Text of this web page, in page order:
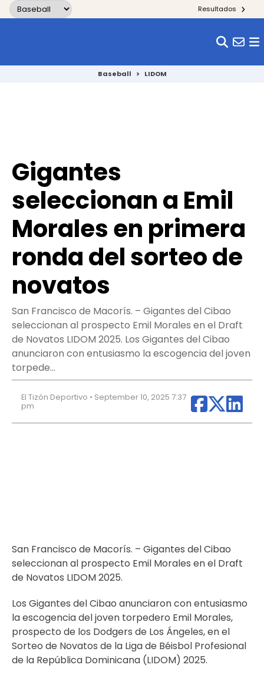
Skip to content Resultados
Baseball > LIDOM
Gigantes
seleccionan a Emil
Morales en primera
ronda del sorteo de
novatos
San Francisco de Macorís. – Gigantes del Cibao
seleccionan al prospecto Emil Morales en el Draft
de Novatos LIDOM 2025. Los Gigantes del Cibao
anunciaron con entusiasmo la escogencia del joven
torpede…
El Tizón Deportivo • September 10, 2025 7:37
pm
San Francisco de Macorís. – Gigantes del Cibao
seleccionan al prospecto Emil Morales en el Draft
de Novatos LIDOM 2025.
Los Gigantes del Cibao anunciaron con entusiasmo
la escogencia del joven torpedero Emil Morales,
prospecto de los Dodgers de Los Ángeles, en el
Sorteo de Novatos de la Liga de Béisbol Profesional
de la República Dominicana (LIDOM) 2025.